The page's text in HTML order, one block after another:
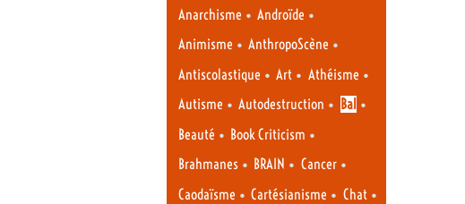
Anarchisme • Androïde •
Animisme • AnthropoScène •
Antiscolastique • Art • Athéisme •
Autisme • Autodestruction • Bal•
Beauté • Book Criticism •
Brahmanes • BRAIN • Cancer•
Caodaïsme • Cartésianisme • Chat•